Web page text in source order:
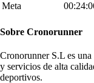
Meta
Sobre Cronorunner
Cronorunner S.L es
y servicios de alta
deportivos.